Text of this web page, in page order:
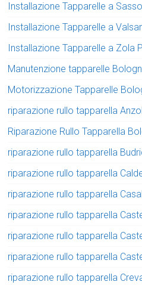
Installazione Tapparelle a
Installazione Tapparelle a
Installazione Tapparelle a Zola
Manutenzione tapparelle
Motorizzazione Tapparelle
riparazione rullo tapparella
Riparazione Rullo Tapparella
riparazione rullo tapparella
riparazione rullo tapparella
riparazione rullo tapparella
riparazione rullo tapparella
riparazione rullo tapparella
riparazione rullo tapparella
riparazione rullo tapparella